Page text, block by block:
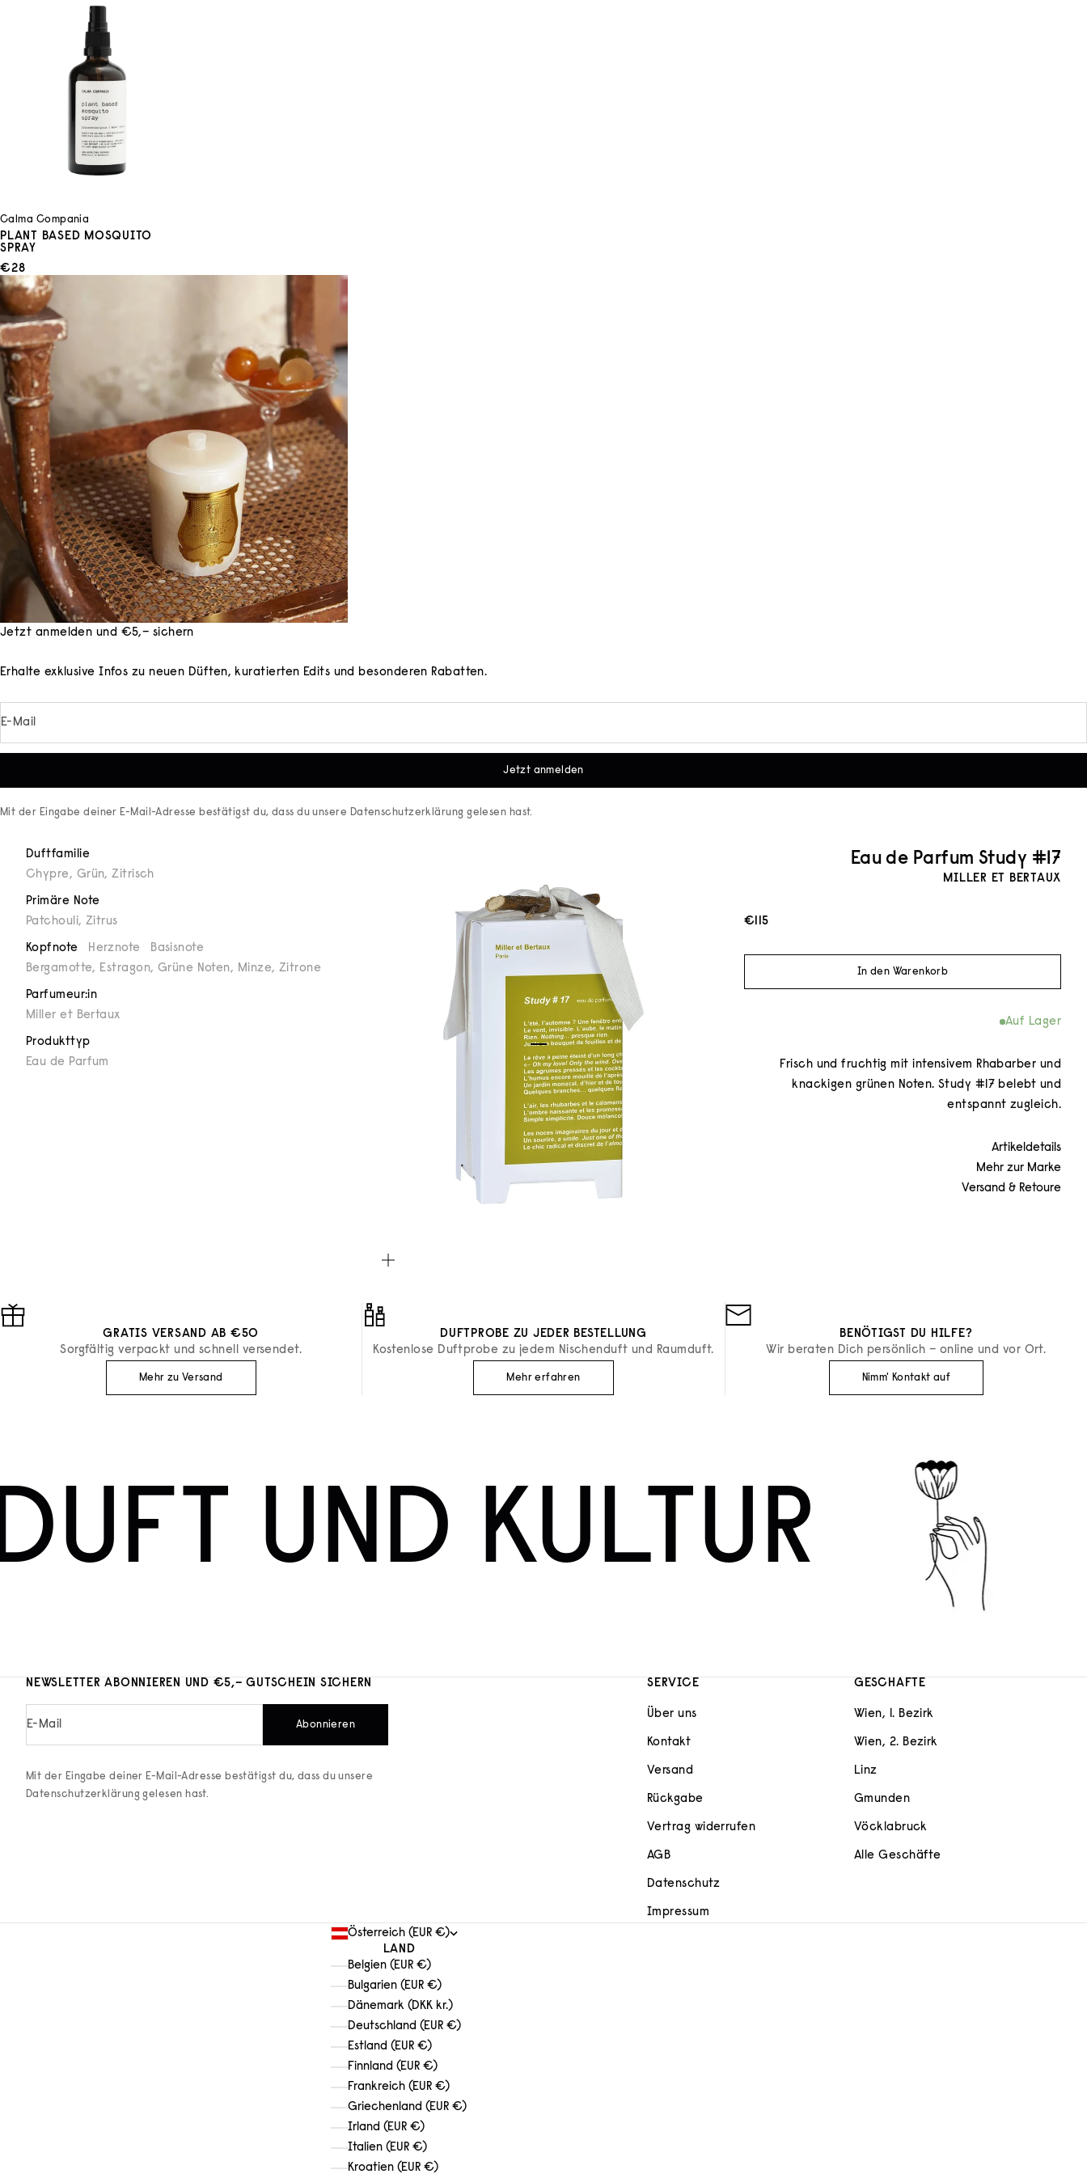
Calma Compania
PLANT BASED MOSQUITO
SPRAY
ANGEBOT
€28
Jetzt anmelden und €5,– sichern
Erhalte exklusive Infos zu neuen Düften, kuratierten Edits und besonderen Rabatten.
E-Mail
Jetzt anmelden
Mit der Eingabe deiner E-Mail-Adresse bestätigst du, dass du unsere Datenschutzerklärung gelesen hast.
Duftfamilie
Chypre, Grün,Zitrisch
Primäre Note
Patchouli, Zitrus
Kopfnote Herznote
Basisnote
Bergamotte, Estragon, Grüne Noten, Minze, Zitrone
Parfumeur:in
Miller et Bertaux
Produkttyp
Eau de Parfum
Gehe zu Element 1
Gehe zu Element 2
Eau de Parfum Study #17
MILLER ET BERTAUX
Angebot
€115
In den Warenkorb
Auf Lager
Frisch und fruchtig mit intensivem Rhabarber und
knackigen grünen Noten. Study #17 belebt und
entspannt zugleich.
Artikeldetails
Mehr zur Marke
Versand & Retoure
GRATIS VERSAND AB €50
Sorgfältig verpackt und schnell versendet.
Mehr zu Versand
DUFTPROBE ZU JEDER BESTELLUNG
Kostenlose Duftprobe zu jedem Nischenduft und Raumduft.
Mehr erfahren
BENÖTIGST DU HILFE?
Wir beraten Dich persönlich – online und vor Ort.
Nimm' Kontakt auf
UND KULTUR
NEWSLETTER ABONNIEREN UND €5,– GUTSCHEIN SICHERN
E-Mail Abonnieren
Mit der Eingabe deiner E-Mail-Adresse bestätigst du, dass du unsere
Datenschutzerklärung gelesen hast.
SERVICE
Über uns
Kontakt
Versand
Rückgabe
Vertrag widerrufen
AGB
Datenschutz
Impressum
GESCHÄFTE
Wien, 1. Bezirk
Wien, 2. Bezirk
Linz
Gmunden
Vöcklabruck
Alle Geschäfte
Österreich (EUR €)
LAND
Belgien (EUR €)
Bulgarien (EUR €)
Dänemark (DKK kr.)
Deutschland (EUR €)
Estland (EUR €)
Finnland (EUR €)
Frankreich (EUR €)
Griechenland (EUR €)
Irland (EUR €)
Italien (EUR €)
Kroatien (EUR €)